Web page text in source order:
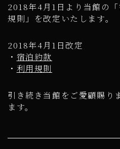
2018年4月1日より当館の
規則」を改定いたします。
2018年4月1日改定
・ 宿泊約款
・ 利用規則
引き続き当館をご愛顧賜り
ます。